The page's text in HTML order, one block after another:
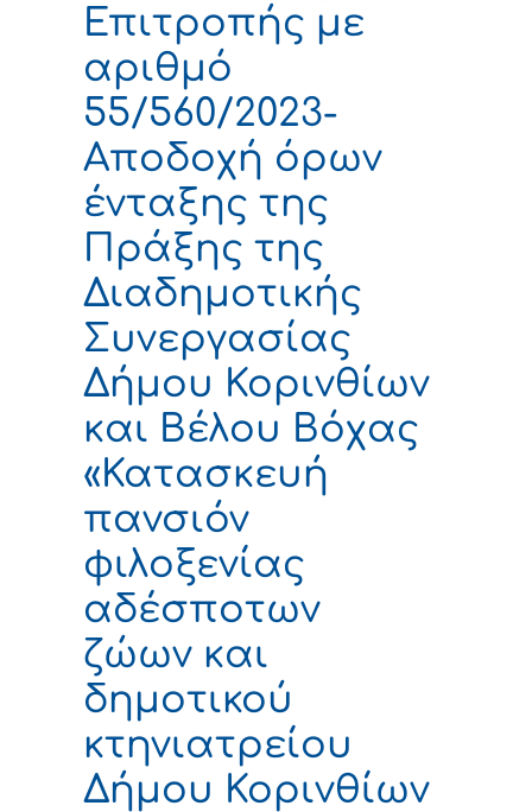
Επιτροπής με
αριθμό
55/560/2023-
Αποδοχή όρων
ένταξης της
Πράξης της
Διαδημοτικής
Συνεργασίας
Δήμου Κορινθίων
και Βέλου Βόχας
«Κατασκευή
πανσιόν
φιλοξενίας
αδέσποτων
ζώων και
δημοτικού
κτηνιατρείου
Δήμου Κορινθίων